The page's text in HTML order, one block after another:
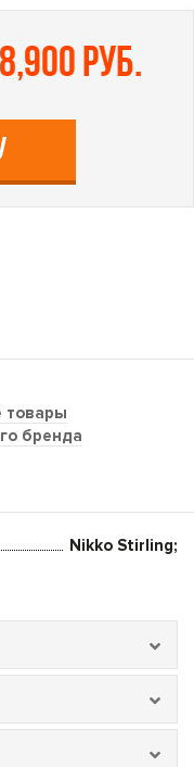
8,900 руб.
товары
бренда
Nikko Stirling;